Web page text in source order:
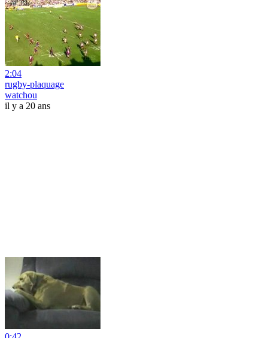
2:04
rugby-plaquage
watchou
il y a 20 ans